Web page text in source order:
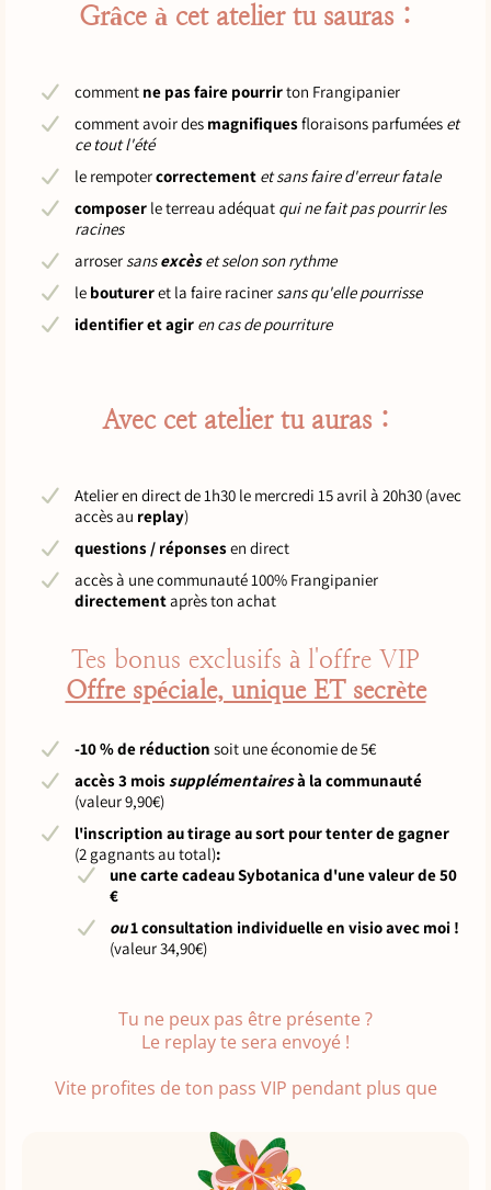
Grâce à cet atelier tu sauras :
comment ne pas faire pourrirton Frangipanier
comment avoir des magnifiquesfloraisons parfumées et
ce tout l'été
le rempotercorrectement et sans faire d'erreur fatale
composerle terreau adéquat qui ne fait pas pourrir les
racines
arrosersansexcèset selon son rythme
le boutureret la faire raciner sans qu'elle pourrisse
identifier et agiren cas de pourriture
Avec cet atelier tu auras :
Atelier en direct de 1h30 le mercredi 15 avril à 20h30 (avec
accès au replay)
questions / réponsesen direct
accès à une communauté 100% Frangipanier
directementaprès ton achat
Tes bonus exclusifs à l'offre VIP
Offre spéciale, unique ET secrète
-10 % de réduction soit une économie de 5€
accès 3 moissupplémentairesà la communauté
(valeur 9,90€)
l'inscription au tirage au sort pour tenter de gagner
(2 gagnants au total):
une carte cadeau Sybotanica d'une valeur de 50
€
ou1 consultation individuelle en visio avec moi !
(valeur 34,90€)
Tu ne peux pas être présente ?
Le replay te sera envoyé !
Vite profites de ton pass VIP pendant plus que